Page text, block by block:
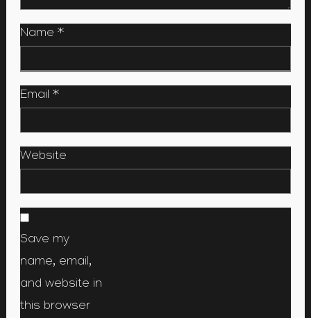
Name *
Email *
Website
Save my
name, email,
and website in
this browser